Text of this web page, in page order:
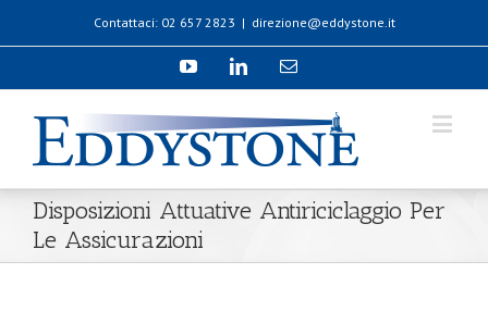
Contattaci: 02 657 2823 | direzione@eddystone.it
Disposizioni Attuative Antiriciclaggio Per
Le Assicurazioni